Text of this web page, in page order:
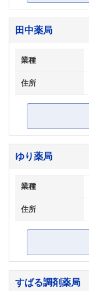
田中薬局
業種
住所
ゆり薬局
業種
住所
すばる調剤薬局